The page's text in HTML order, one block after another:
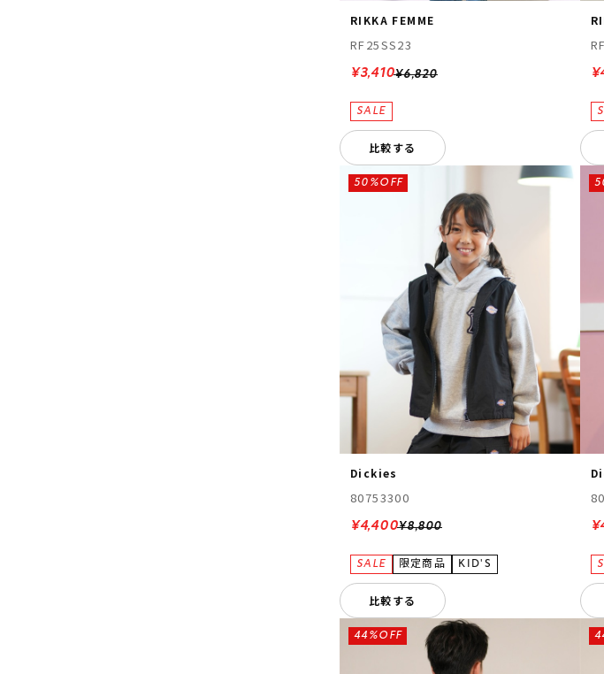
RIKKA FEMME
RF25SS23
¥6,820
¥3,410
比較する
Dickies
80753300
¥8,800
50%OFF
¥4,400
比較する
44%OFF